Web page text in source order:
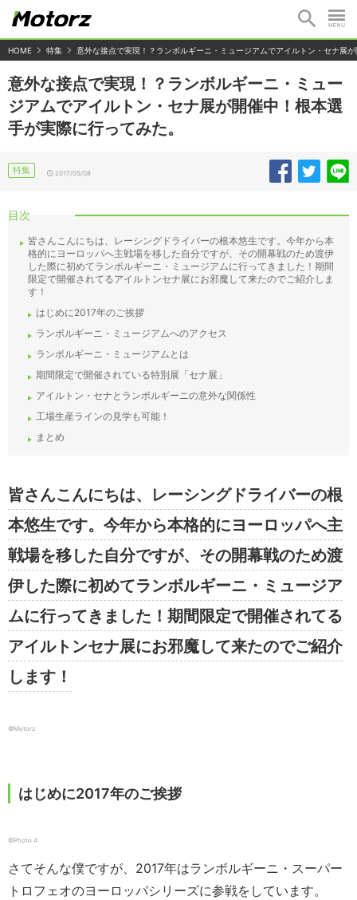
HOME 特集 意外な接点で実現！？ランボルギーニ・ミュージアムでアイルトン・セナ展
意外な接点で実現！？ランボルギーニ・ミュー
ジアムでアイルトン・セナ展が開催中！根本選
手が実際に行ってみた。
特集 2017/05/08
目次
皆さんこんにちは、レーシングドライバーの根本悠生です。今年から本
格的にヨーロッパへ主戦場を移した自分ですが、その開幕戦のため渡伊
した際に初めてランボルギーニ・ミュージアムに行ってきました！期間
限定で開催されてるアイルトンセナ展にお邪魔して来たのでご紹介しま
す！
はじめに2017年のご挨拶
ランボルギーニ・ミュージアムへのアクセス
ランボルギーニ・ミュージアムとは
期間限定で開催されている特別展「セナ展」
アイルトン・セナとランボルギーニの意外な関係性
工場生産ラインの見学も可能！
まとめ
皆さんこんにちは、レーシングドライバーの根
本悠生です。今年から本格的にヨーロッパへ主
戦場を移した自分ですが、その開幕戦のため渡
伊した際に初めてランボルギーニ・ミュージア
ムに行ってきました！期間限定で開催されてる
アイルトンセナ展にお邪魔して来たのでご紹介
します！
©Motorz
はじめに2017年のご挨拶
©Photo 4
さてそんな僕ですが、2017年はランボルギーニ・スーパー
トロフェオのヨーロッパシリーズに参戦をしています。